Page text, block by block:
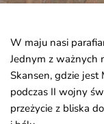
W maju nasi
Jednym z ważnych
Skansen, gdzie jest
podczas II wojny
przeżycie z bliska